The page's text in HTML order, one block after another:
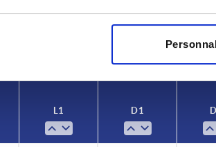
à jour plusieurs fois par jour à intervalles réguliers.
est communiquée à l’étape finale, avant la
L1 D1